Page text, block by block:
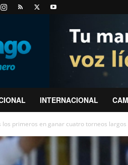
INTERNACIONAL
los primeros en ganar cuatro torneos largos